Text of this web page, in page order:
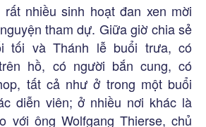
nhiều sinh hoạt đan xen mời
tham dự. Giữa giờ chia sẻ
tối và Thánh lễ buổi trưa, có
hồ, có người bắn cung, có
tất cả như ở trong một buổi
diễn viên; ở nhiều nơi khác là
với ông Wolfgang Thierse, chủ